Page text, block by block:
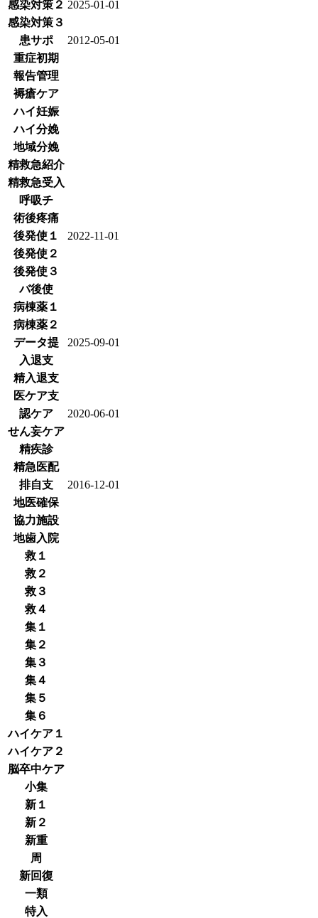
感染対策２ 2025-01-01
感染対策３
患サポ
2012-05-01
重症初期
報告管理
褥瘡ケア
ハイ妊娠
ハイ分娩
地域分娩
精救急紹介
精救急受入
呼吸チ
術後疼痛
後発使１
2022-11-01
後発使２
後発使３
バ後使
病棟薬１
病棟薬２
データ提
2025-09-01
入退支
精入退支
医ケア支
認ケア
2020-06-01
せん妄ケア
精疾診
精急医配
排自支
2016-12-01
地医確保
協力施設
地歯入院
救１
救２
救３
救４
集１
集２
集３
集４
集５
集６
ハイケア１
ハイケア２
脳卒中ケア
小集
新１
新２
新重
周
新回復
一類
特入